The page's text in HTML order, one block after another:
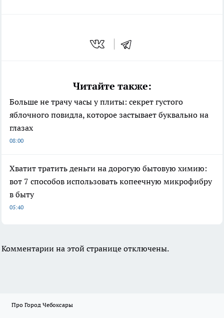
Читайте также:
Больше не трачу часы у плиты: секрет густого
яблочного повидла, которое застывает буквально на
глазах
08:00
Хватит тратить деньги на дорогую бытовую химию:
вот 7 способов использовать копеечную микрофибру
в быту
05:40
Комментарии на этой странице отключены.
Про Город Чебоксары